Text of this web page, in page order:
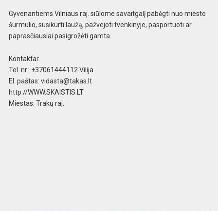
Gyvenantiems Vilniaus raj. siūlome savaitgalį pabėgti nuo miesto
šurmulio, susikurti laužą, pažvejoti tvenkinyje, pasportuoti ar
paprasčiausiai pasigrožėti gamta.
Kontaktai:
Tel. nr.: +37061444112 Vilija
El. paštas: vidasta@takas.lt
http://WWW.SKAISTIS.LT
Miestas: Trakų raj.